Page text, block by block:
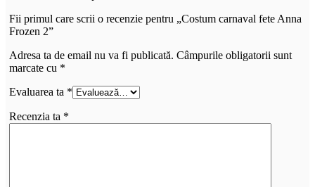
Fii primul care scrii o recenzie pentru „Costum carnaval fete Anna
Frozen 2”
Adresa ta de email nu va fi publicată. Câmpurile obligatorii sunt
marcate cu *
Evaluarea ta *
Recenzia ta *